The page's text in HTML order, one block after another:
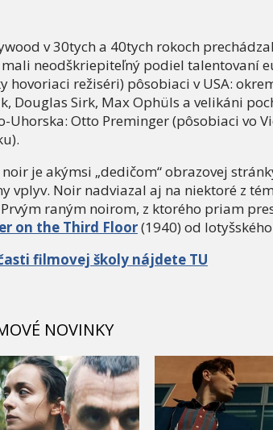
v 30tych a 40tych rokoch
neodškriepiteľný podiel talentovaní
hovoriaci režiséri) pôsobiaci v USA:
Douglas Sirk, Max Ophüls a velikáni
Uhorska: Otto Preminger (pôsobiaci vo
je akýmsi „dedičom“ obrazovej
vplyv. Noir nadviazal aj na niektoré z
raným noirom, z ktorého priam
on the Third Floor(1940) od
filmovej školy nájdete TU
NOVINKY